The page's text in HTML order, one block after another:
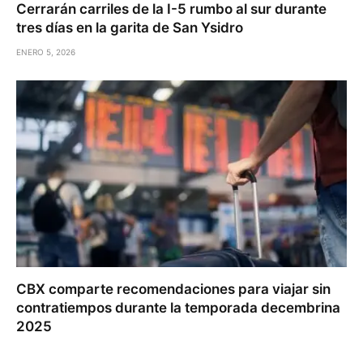
Cerrarán carriles de la I-5 rumbo al sur durante
tres días en la garita de San Ysidro
ENERO 5, 2026
CBX comparte recomendaciones para viajar sin
contratiempos durante la temporada decembrina
2025